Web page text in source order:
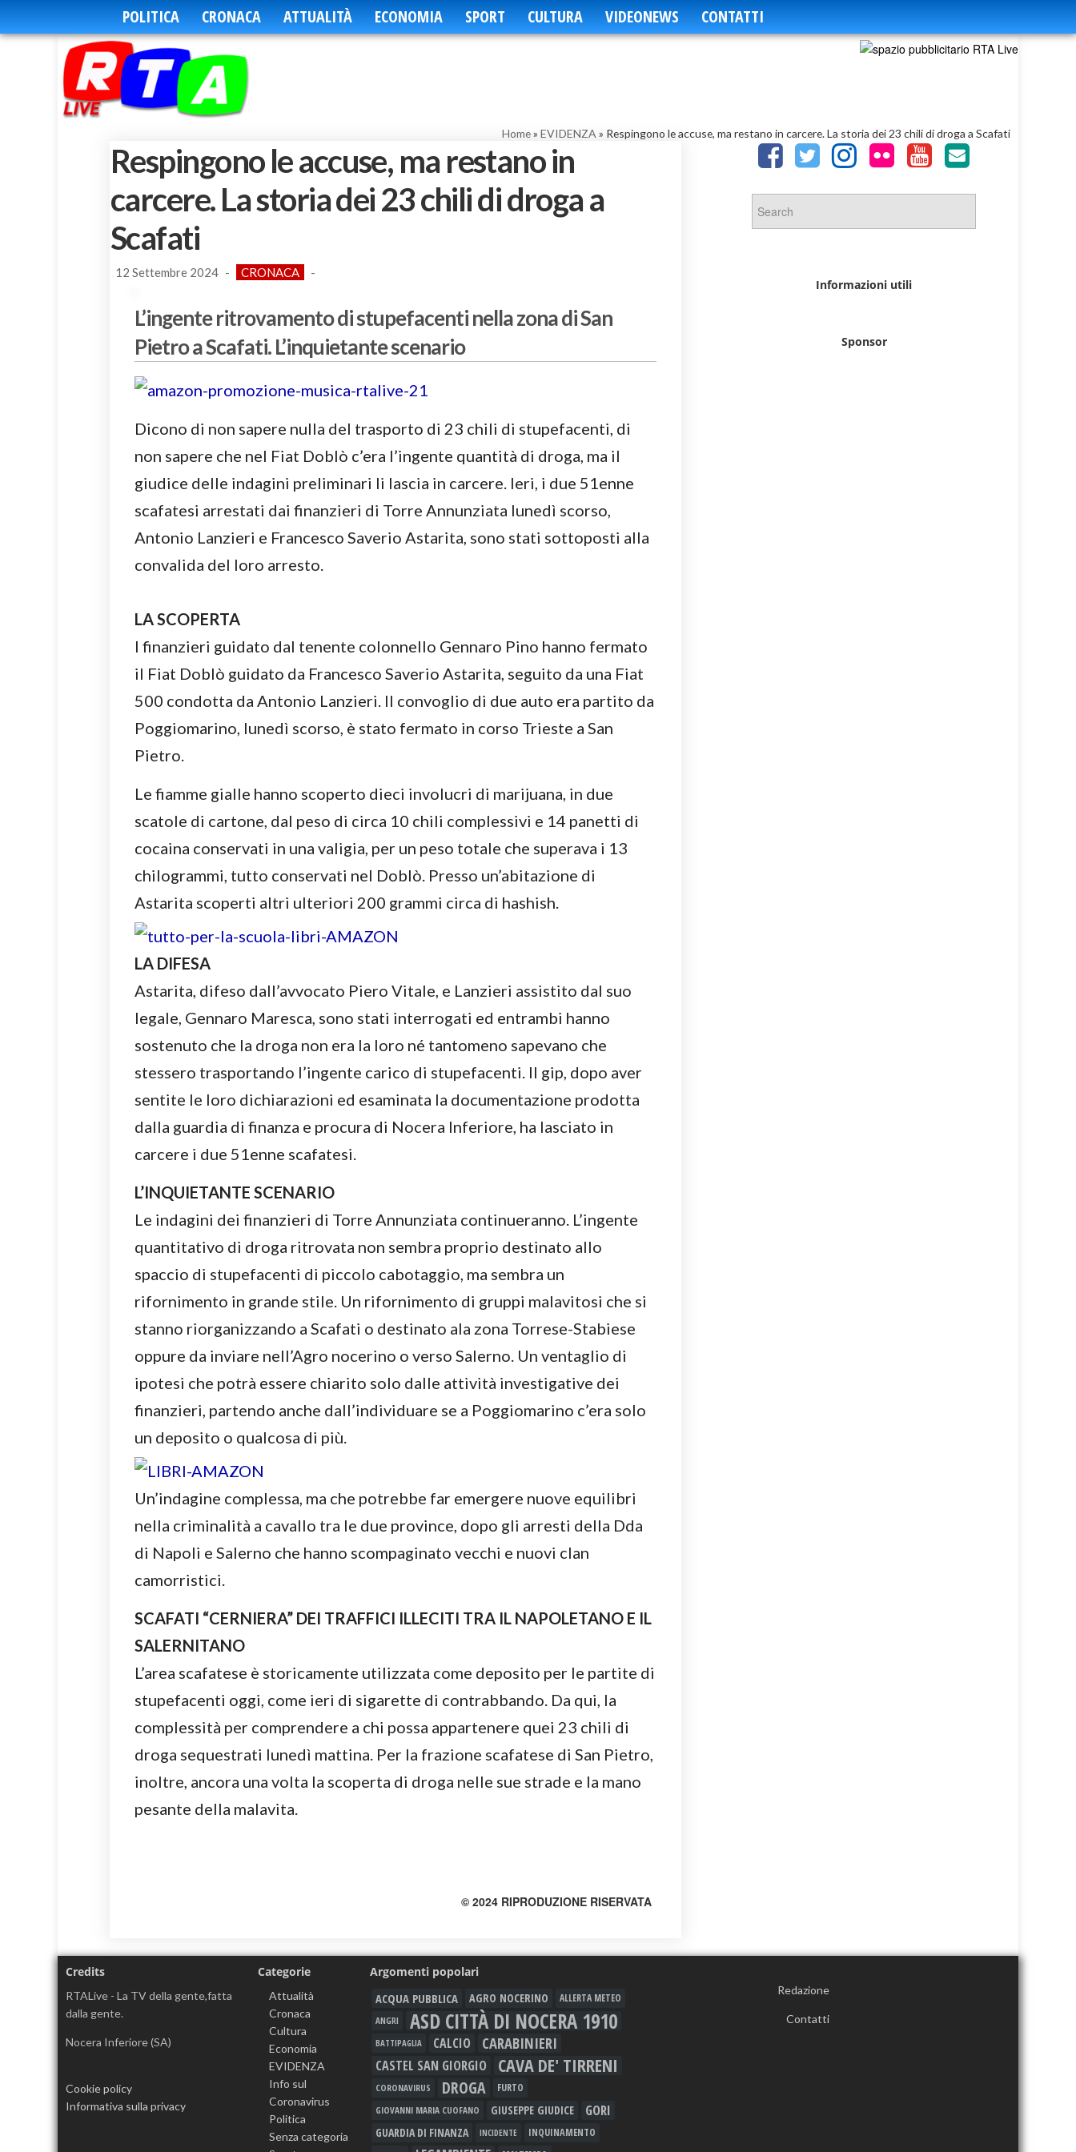
POLITICA CRONACA ATTUALITÀ ECONOMIA SPORT CULTURA VIDEONEWS CONTATTI
Home» EVIDENZA » Respingono le accuse, ma restano in carcere. La storia dei 23 chili di droga a Scafati
Respingono le accuse, ma restano in
carcere. La storia dei 23 chili di droga a
Scafati
12 Settembre 2024 - CRONACA -
L’ingente ritrovamento di stupefacenti nella zona di San
Pietro a Scafati. L’inquietante scenario
Dicono di non sapere nulla del trasporto di 23 chili di stupefacenti, di
non sapere che nel Fiat Doblò c’era l’ingente quantità di droga, ma il
giudice delle indagini preliminari li lascia in carcere. Ieri, i due 51enne
scafatesi arrestati dai finanzieri di Torre Annunziata lunedì scorso,
Antonio Lanzieri e Francesco Saverio Astarita, sono stati sottoposti alla
convalida del loro arresto.
LA SCOPERTA
I finanzieri guidato dal tenente colonnello Gennaro Pino hanno fermato
il Fiat Doblò guidato da Francesco Saverio Astarita, seguito da una Fiat
500 condotta da Antonio Lanzieri. Il convoglio di due auto era partito da
Poggiomarino, lunedì scorso, è stato fermato in corso Trieste a San
Pietro.
Le fiamme gialle hanno scoperto dieci involucri di marijuana, in due
scatole di cartone, dal peso di circa 10 chili complessivi e 14 panetti di
cocaina conservati in una valigia, per un peso totale che superava i 13
chilogrammi, tutto conservati nel Doblò. Presso un’abitazione di
Astarita scoperti altri ulteriori 200 grammi circa di hashish.
LA DIFESA
Astarita, difeso dall’avvocato Piero Vitale, e Lanzieri assistito dal suo
legale, Gennaro Maresca, sono stati interrogati ed entrambi hanno
sostenuto che la droga non era la loro né tantomeno sapevano che
stessero trasportando l’ingente carico di stupefacenti. Il gip, dopo aver
sentite le loro dichiarazioni ed esaminata la documentazione prodotta
dalla guardia di finanza e procura di Nocera Inferiore, ha lasciato in
carcere i due 51enne scafatesi.
L’INQUIETANTE SCENARIO
Le indagini dei finanzieri di Torre Annunziata continueranno. L’ingente
quantitativo di droga ritrovata non sembra proprio destinato allo
spaccio di stupefacenti di piccolo cabotaggio, ma sembra un
rifornimento in grande stile. Un rifornimento di gruppi malavitosi che si
stanno riorganizzando a Scafati o destinato ala zona Torrese-Stabiese
oppure da inviare nell’Agro nocerino o verso Salerno. Un ventaglio di
ipotesi che potrà essere chiarito solo dalle attività investigative dei
finanzieri, partendo anche dall’individuare se a Poggiomarino c’era solo
un deposito o qualcosa di più.
Un’indagine complessa, ma che potrebbe far emergere nuove equilibri
nella criminalità a cavallo tra le due province, dopo gli arresti della Dda
di Napoli e Salerno che hanno scompaginato vecchi e nuovi clan
camorristici.
SCAFATI “CERNIERA” DEI TRAFFICI ILLECITI TRA IL NAPOLETANO E IL
SALERNITANO
L’area scafatese è storicamente utilizzata come deposito per le partite di
stupefacenti oggi, come ieri di sigarette di contrabbando. Da qui, la
complessità per comprendere a chi possa appartenere quei 23 chili di
droga sequestrati lunedì mattina. Per la frazione scafatese di San Pietro,
inoltre, ancora una volta la scoperta di droga nelle sue strade e la mano
pesante della malavita.
© 2024 RIPRODUZIONE RISERVATA
Informazioni utili
Sponsor
Credits
RTALive - La TV della gente,fatta
dalla gente.
Nocera Inferiore (SA)
Cookie policy
Informativa sulla privacy
Categorie
Attualità
Cronaca
Cultura
Economia
EVIDENZA
Info sul
Coronavirus
Politica
Senza categoria
Argomenti popolari
ACQUA PUBBLICA AGRO NOCERINO
ALLERTA METEO
ANGRI
ASD CITTÀ DI NOCERA 1910
BATTIPAGLIA CALCIO CARABINIERI
CASTEL SAN GIORGIO CAVA DE' TIRRENI
CORONAVIRUS DROGA FURTO
GIOVANNI MARIA CUOFANO GIUSEPPE GIUDICE GORI
GUARDIA DI FINANZA INCIDENTE INQUINAMENTO
Redazione
Contatti